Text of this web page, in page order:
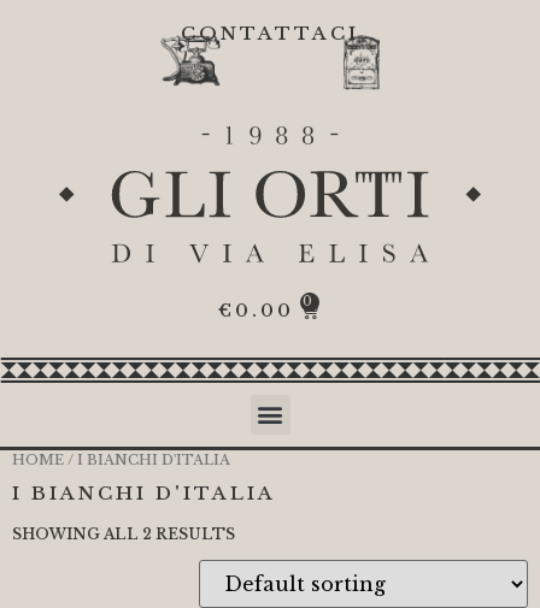
CONTATTACI
€ 0.00 0
HOME / I BIANCHI D'ITALIA
I BIANCHI D'ITALIA
SHOWING ALL 2 RESULTS